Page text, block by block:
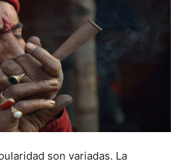
son variadas. La